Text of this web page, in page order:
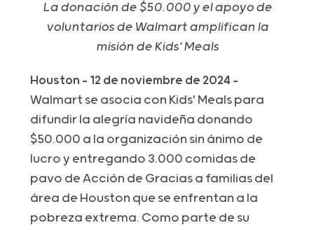
La donación de $50.000 y el apoyo de
voluntarios de Walmart amplifican la
misión de Kids' Meals
Houston - 12 de noviembre de 2024 -
Walmart se asocia con Kids' Meals para
difundir la alegría navideña donando
$50.000 a la organización sin ánimo de
lucro y entregando 3.000 comidas de
pavo de Acción de Gracias a familias del
área de Houston que se enfrentan a la
pobreza extrema. Como parte de su